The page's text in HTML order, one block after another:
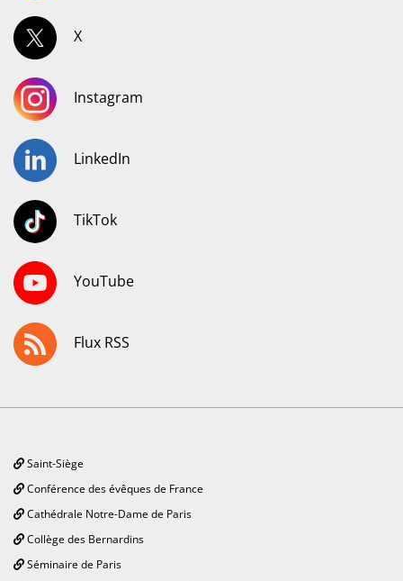
X
Instagram
LinkedIn
TikTok
YouTube
Flux RSS
Saint-Siège
Conférence des évêques de France
Cathédrale Notre-Dame de Paris
Collège des Bernardins
Séminaire de Paris